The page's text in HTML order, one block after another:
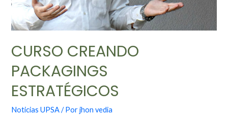
CURSO CREANDO
PACKAGINGS
ESTRATÉGICOS
Noticias UPSA/ Porjhon vedia